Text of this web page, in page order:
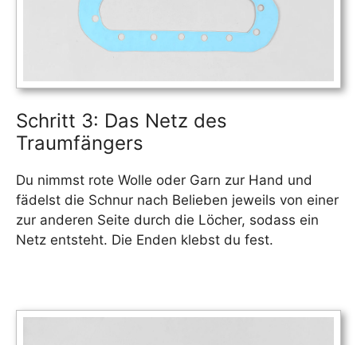
Schritt 3: Das Netz des
Traumfängers
Du nimmst rote Wolle oder Garn zur Hand und
fädelst die Schnur nach Belieben jeweils von einer
zur anderen Seite durch die Löcher, sodass ein
Netz entsteht. Die Enden klebst du fest.